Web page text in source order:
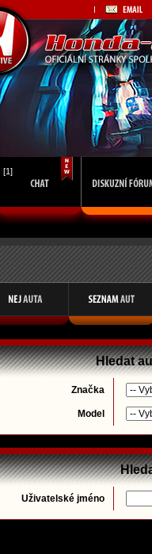
[1]
Hledat
Značka
Model
Uživatelské jméno